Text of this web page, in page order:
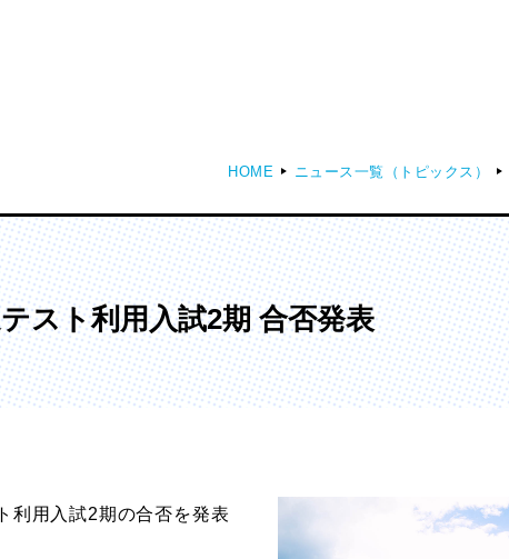
表現学部
表現学科
芸術学部
造形学科
大学院
HOME ニュース一覧（トピックス）
スト利用入試2期 合否発表
利用入試2期の合否を発表